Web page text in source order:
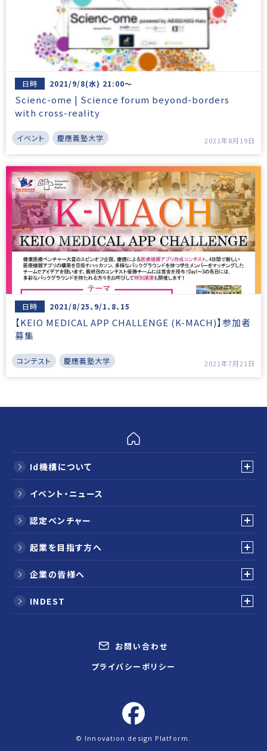
日時 2021/9/8(水) 21:00～
Scienc-ome | Science forum beyond-borders
with cross-reality
イベント 慶應義塾大学 2021年8月19日
日時 2021/8/25、9/1、8、15
【KEIO MEDICAL APP CHALLENGE (K-MACH)】参加者
募集
コンテスト 慶應義塾大学 2021年7月21日
Id機構について
イベント・ニュース
認定ベンチャー
起業を目指す方へ
企業の皆様へ
INDEST
お問い合わせ
プライバシーポリシー
©️ Innovation design Platform.